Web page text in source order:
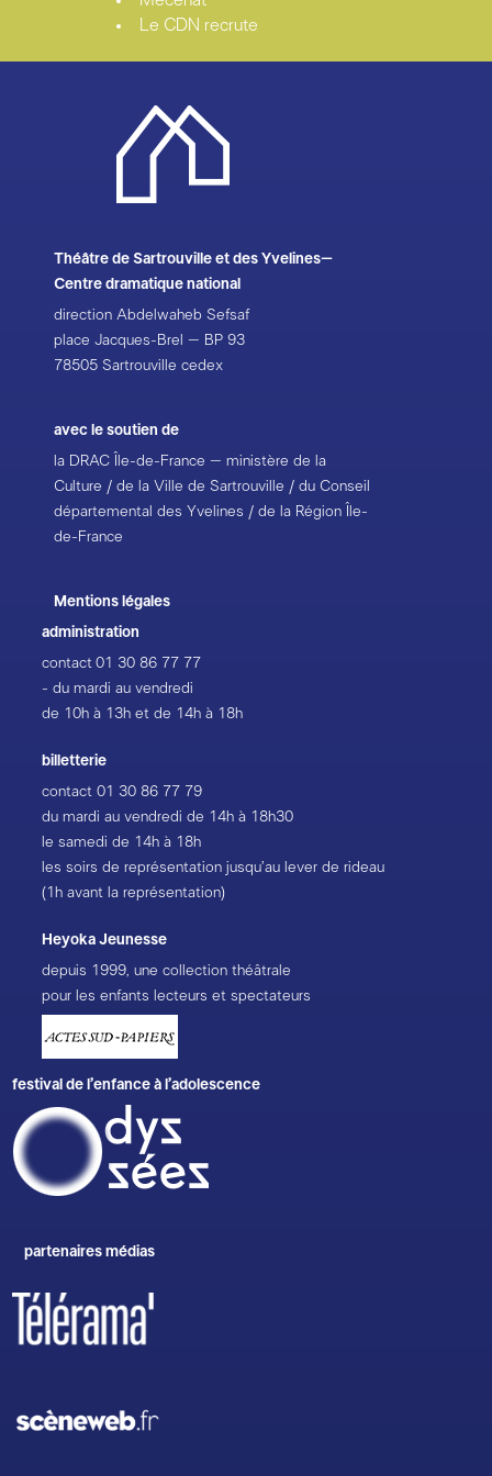
metteurs en scène : Arnaud Meunier, Antoine Caubet,
invitée au Théâtre national de Toulouse de 2011 à
2013. Depuis janvier 2013, elle est membre de
l’Ensemble artistique du Théâtre de Sartrouville. à
l’automne 2013, le Festival mondial des théâtres de
marionnettes de Charleville-Mézières lui consacre un
Le CDN recrute
Théâtre de Sartrouville et des Yvelines–
Centre dramatique national
direction Abdelwaheb Sefsaf
place Jacques-Brel – BP 93
78505 Sartrouville cedex
avec le soutien de
la DRAC Île-de-France – ministère de la
Culture / de la Ville de Sartrouville / du Conseil
départemental des Yvelines / de la Région Île-
de-France
Mentions légales
administration
contact 01 30 86 77 77
- du mardi au vendredi
de 10h à 13h et de 14h à 18h
billetterie
contact 01 30 86 77 79
du mardi au vendredi de 14h à 18h30
le samedi de 14h à 18h
les soirs de représentation jusqu’au lever de rideau
(1h avant la représentation)
Heyoka Jeunesse
depuis 1999, une collection théâtrale
pour les enfants lecteurs et spectateurs
festival de l’enfance à l’adolescence
partenaires médias